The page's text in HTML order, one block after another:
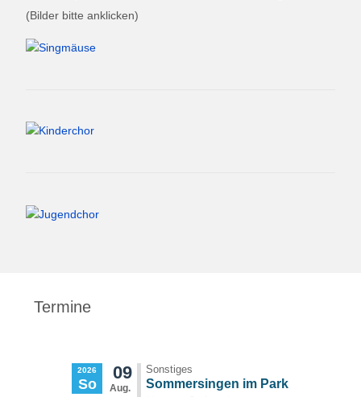
(Bilder bitte anklicken)
Termine